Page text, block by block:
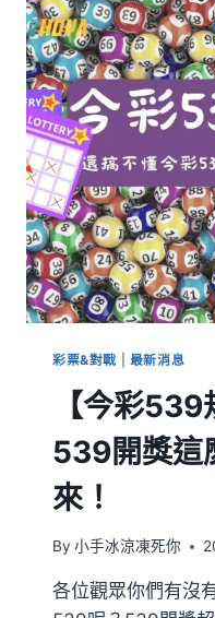
彩票&對戰 最新消息
【今彩
539開獎這
來！
By 小手冰涼凍死你
各位觀眾你們有沒